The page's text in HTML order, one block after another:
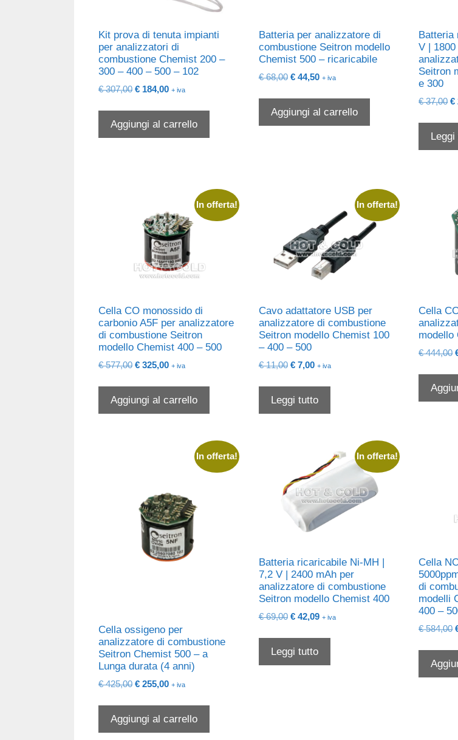
Kit prova di tenuta impianti
per analizzatori di
combustione Chemist 200 –
300 – 400 – 500 – 102
€307,00 Il
era:
€ 307,00.
€ 184,00Il
è:
€ 184,00.
+ iva
Aggiungi al carrello
Batteria per analizzatore di
combustione Seitron modello
Chemist 500 – ricaricabile
€68,00 Il
era:
€ 68,00.
€44,50Il
è:
€ 44,50.
+ iva
Aggiungi al carrello
V |
Seitron
e 300
€37,00 Il
€
€
In offerta!
Cella CO monossido di
carbonio A5F per analizzatore
di combustione Seitron
modello Chemist 400 – 500
€577,00 Il
era:
€ 577,00.
€ 325,00Il
è:
€ 325,00.
+ iva
Aggiungi al carrello
In offerta!
Cavo adattatore USB per
analizzatore di combustione
Seitron modello Chemist 100
– 400 – 500
€11,00 Il
era:
€ 11,00.
€7,00Il
è:
€ 7,00.
+ iva
Leggi tutto
Cella
modello
€444,00
In offerta!
Cella ossigeno per
analizzatore di combustione
Seitron Chemist 500 – a
Lunga durata (4 anni)
€425,00 Il
era:
€ 425,00.
€ 255,00Il
è:
€ 255,00.
+ iva
Aggiungi al carrello
In offerta!
Batteria ricaricabile Ni-MH |
7,2 V | 2400 mAh per
analizzatore di combustione
Seitron modello Chemist 400
€69,00 Il
era:
€ 69,00.
€42,09Il
€ 42,09.
+ iva
Leggi tutto
Cella
di
modelli
400 –
€584,00